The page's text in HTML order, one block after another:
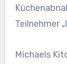
Teilnehmer
Michaels